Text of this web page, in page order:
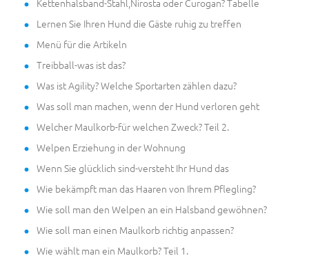
Lernen Sie Ihren Hund die Gäste ruhig zu treffen
Menü für die Artikeln
Treibball-was ist das?
Was ist Agility? Welche Sportarten zählen dazu?
Was soll man machen, wenn der Hund verloren geht
Welcher Maulkorb-für welchen Zweck? Teil 2.
Welpen Erziehung in der Wohnung
Wenn Sie glücklich sind-versteht Ihr Hund das
Wie bekämpft man das Haaren von Ihrem Pflegling?
Wie soll man den Welpen an ein Halsband gewöhnen?
Wie soll man einen Maulkorb richtig anpassen?
Wie wählt man ein Maulkorb? Teil 1.